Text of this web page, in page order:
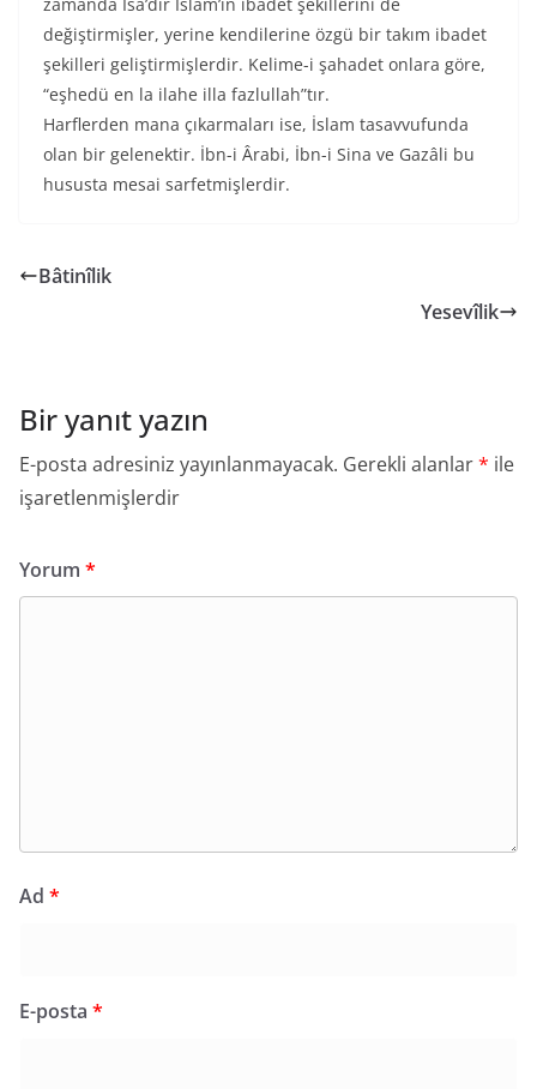
değiştirmişler, yerine kendilerine özgü bir takım ibadet
şekilleri geliştirmişlerdir. Kelime-i şahadet onlara göre,
“eşhedü en la ilahe illa fazlullah”tır.
Harflerden mana çıkarmaları ise, İslam tasavvufunda
olan bir gelenektir. İbn-i Ârabi, İbn-i Sina ve Gazâli bu
hususta mesai sarfetmişlerdir.
Bâtinîlik
Yesevîlik
Bir yanıt yazın
E-posta adresiniz yayınlanmayacak. Gerekli alanlar* ile
işaretlenmişlerdir
Yorum *
Ad *
E-posta *